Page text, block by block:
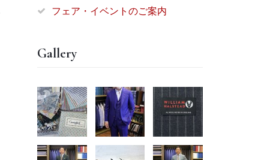
フェア・イベントのご案内
Gallery